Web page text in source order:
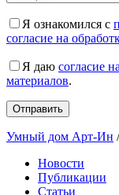
Я ознакомился с
согласие на
Я даю согласие
материалов.
Умный дом Арт-Ин
Новости
Публикации
Статьи